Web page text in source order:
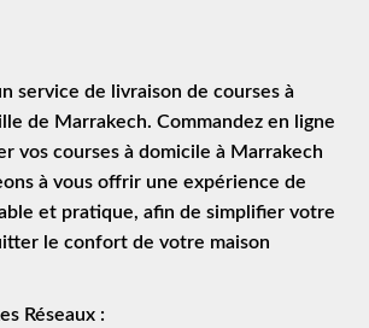
service de
livraison de courses à
de Marrakech. Commandez en ligne
vos courses à domicile à Marrakech
à vous offrir une expérience de
et pratique, afin de simplifier votre
le confort de votre maison
Réseaux :